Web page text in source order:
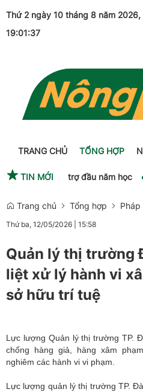
Thứ 2 ngày 10 tháng 8 năm 2026,
19:01:37
TRANG CHỦ TỔNG HỢP
và hỗ trợ đầu năm học
TIN MỚI
Trang chủ Tổng hợp Pháp
Thứ ba, 12/05/2026 15:58
Quản lý thị trường
liệt xử lý hành vi
sở hữu trí tuệ
Lực lượng Quản lý thị trường TP.
chống hàng giả, hàng xâm
nghiêm các hành vi vi phạm.
Lực lượng quản lý thị trường TP.